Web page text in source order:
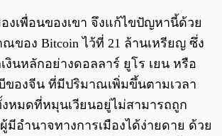
องเพื่อนของเขา จึงแก้ไขปัญหานี้ด้วย
ของ Bitcoin ไว้ที่ 21 ล้านเหรียญ ซึ่ง
งินหลักอย่างดอลลาร์ ยูโร เยน หรือ
ของจีน ที่มีปริมาณเพิ่มขึ้นตามเวลา
งหมดที่หมุนเวียนอยู่ไม่สามารถถูก
มีอำนาจทางการเมืองได้ง่ายดาย ด้วย